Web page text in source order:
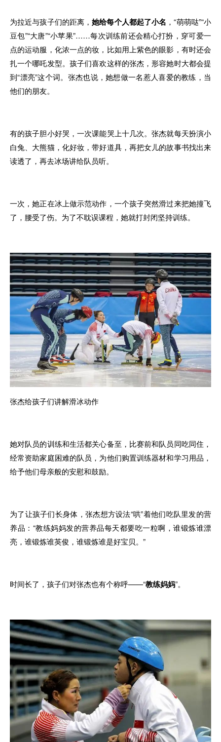
为拉近与孩子们的距离，她给每个人都起了小名 ，“萌萌哒”“小
豆包”“大唐”“小苹果”……每次训练前还会精心打扮，穿可爱一
点的运动服，化浓一点的妆，比如用上紫色的眼影，有时还会
扎一个哪吒发型。孩子们喜欢这样的张杰，形容她时大都会提
到“漂亮”这个词。张杰也说，她想做一名惹人喜爱的教练，当
他们的朋友。
有的孩子胆小好哭，一次课能哭上十几次。张杰就每天扮演小
白兔、大熊猫，化好妆，带好道具，再把女儿的故事书找出来
读透了，再去冰场讲给队员听。
一次，她正在冰上做示范动作，一个孩子突然滑过来把她撞飞
了，腰受了伤。为了不耽误课程，她就打封闭坚持训练。
张杰给孩子们讲解滑冰动作
她对队员的训练和生活都关心备至，比赛前和队员同吃同住，
经常资助家庭困难的队员，为他们购置训练器材和学习用品，
给予他们母亲般的安慰和鼓励。
为了让孩子们长身体，张杰想方设法“哄”着他们吃队里发的营
养品：“教练妈妈发的营养品每天都要吃一粒啊，谁锻炼谁漂
亮，谁锻炼谁英俊，谁锻炼谁是好宝贝。”
时间长了，孩子们对张杰也有个称呼——“教练妈妈”。